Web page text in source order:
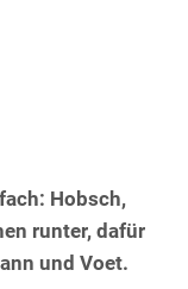
Hobsch,
runter, dafür
und Voet.